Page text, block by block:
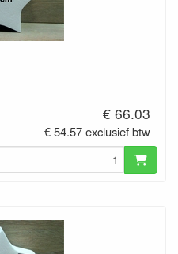
€ 66.03
€ 54.57 exclusief btw